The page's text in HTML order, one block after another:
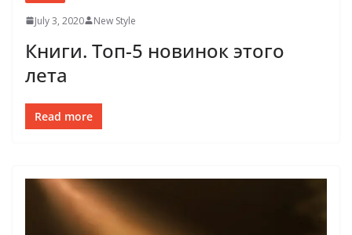
July 3, 2020 New Style
Книги. Топ-5 новинок этого
лета
Read more